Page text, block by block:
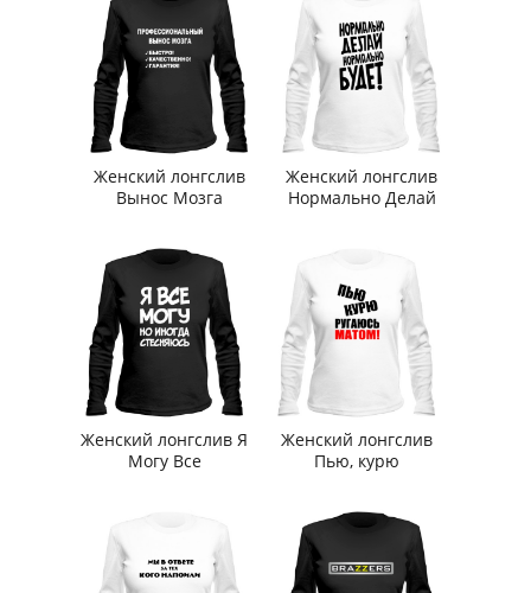
Женский лонгслив
Вынос Мозга
Женский лонгслив
Нормально Делай
Женский лонгслив Я
Могу Все
Женский лонгслив
Пью, курю